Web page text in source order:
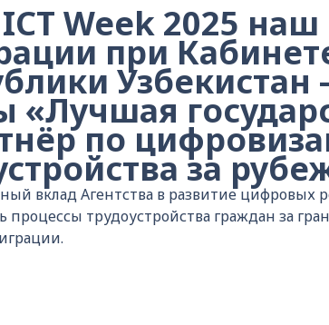
Week 2025
при
«Лучшая
по
за
вклад Агентства в развитие цифровых
трудоустройства граждан за